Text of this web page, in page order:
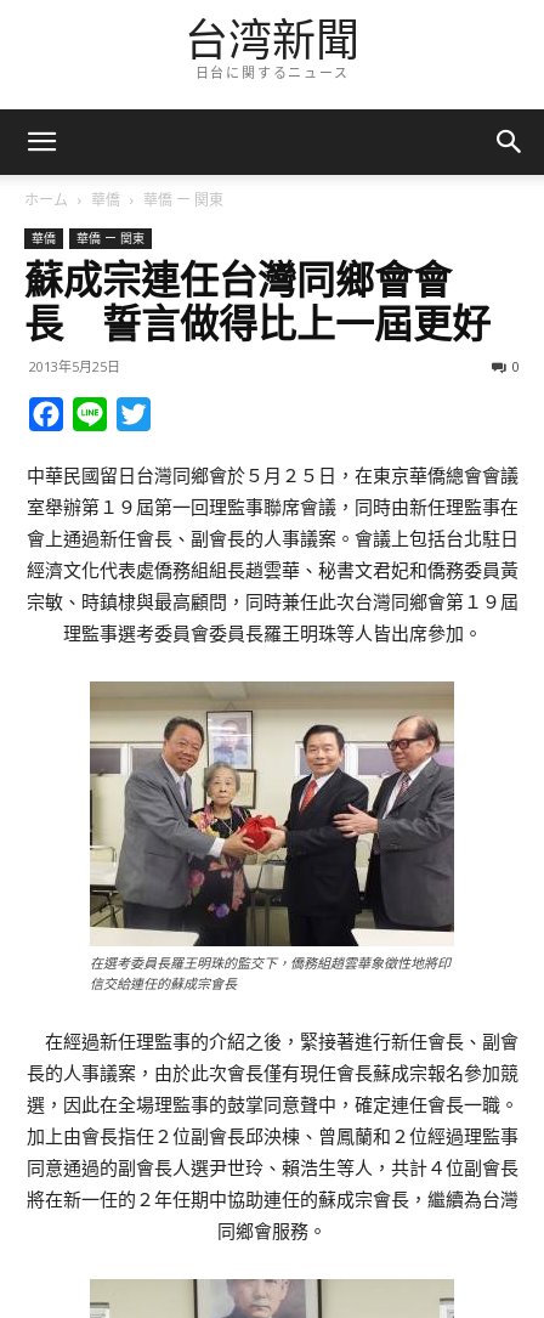
台湾新聞
日台に関するニュース
ホーム 華僑 華僑 ー 関東
華僑 華僑 ー 関東
蘇成宗連任台灣同鄉會會
長 誓言做得比上一屆更好
2013年5月25日 0
Facebook
Line
中華民國留日台灣同鄉會於５月２５日，在東京華僑總會會議
室舉辦第１９屆第一回理監事聯席會議，同時由新任理監事在
會上通過新任會長、副會長的人事議案。會議上包括台北駐日
經濟文化代表處僑務組組長趙雲華、秘書文君妃和僑務委員黃
宗敏、時鎮棣與最高顧問，同時兼任此次台灣同鄉會第１９屆
理監事選考委員會委員長羅王明珠等人皆出席參加。
在選考委員長羅王明珠的監交下，僑務組趙雲華象徵性地將印
信交給連任的蘇成宗會長
在經過新任理監事的介紹之後，緊接著進行新任會長、副會
長的人事議案，由於此次會長僅有現任會長蘇成宗報名參加競
選，因此在全場理監事的鼓掌同意聲中，確定連任會長一職。
加上由會長指任２位副會長邱泱棟、曾鳳蘭和２位經過理監事
同意通過的副會長人選尹世玲、賴浩生等人，共計４位副會長
將在新一任的２年任期中協助連任的蘇成宗會長，繼續為台灣
同鄉會服務。